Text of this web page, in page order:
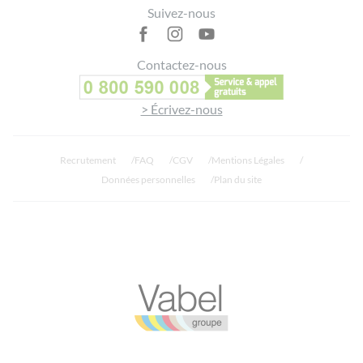
Suivez-nous
Contactez-nous
> Écrivez-nous
Recrutement FAQ CGV
Mentions Légales
Données personnelles
Plan du site